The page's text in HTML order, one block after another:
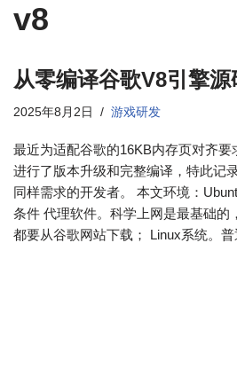
v8
从零编译谷歌V8引擎源
2025年8月2日 游戏研发
最近为适配谷歌的16KB内存页对齐
进行了版本升级和完整编译，特此记
同样需求的开发者。 本文环境：
条件 代理软件。科学上网是最基础的
都要从谷歌网站下载； Linux系统。